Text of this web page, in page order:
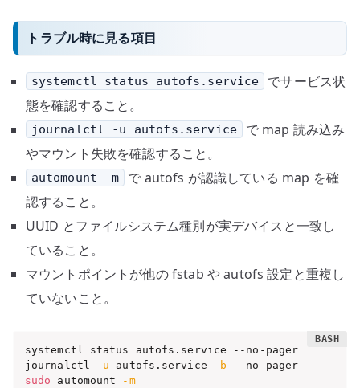
トラブル時に見る項目
systemctl status autofs.service
でサービス状
態を確認すること。
journalctl -u autofs.service
で map 読み込み
やマウント失敗を確認すること。
automount -m
で autofs が認識している map を確
認すること。
UUID とファイルシステム種別が実デバイスと一致し
ていること。
マウントポイントが他の fstab や autofs 設定と重複し
ていないこと。
systemctl status autofs.service --no-pager
journalctl
-u autofs.service -b
sudo automount
-m